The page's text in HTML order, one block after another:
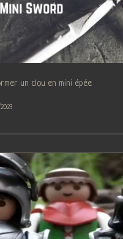
un clou en mini épée